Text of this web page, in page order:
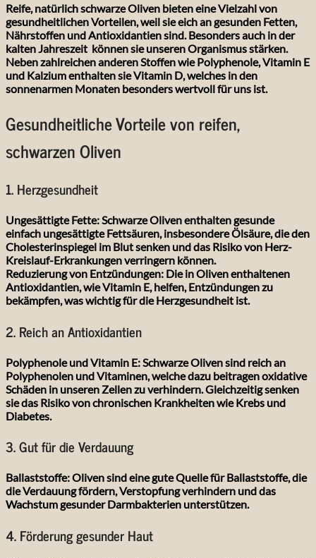
Reife, natürlich schwarze Oliven bieten eine Vielzahl von
gesundheitlichen Vorteilen, weil sie eich an gesunden Fetten,
Nährstoffen und Antioxidantien sind. Besonders auch in der
kalten Jahreszeit können sie unseren Organismus stärken.
Neben zahlreichen anderen Stoffen wie Polyphenole, Vitamin E
und Kalzium enthalten sie Vitamin D, welches in den
sonnenarmen Monaten besonders wertvoll für uns ist.
Gesundheitliche Vorteile von reifen,
schwarzen Oliven
1. Herzgesundheit
Ungesättigte Fette:Schwarze Oliven enthalten gesunde
einfach ungesättigte Fettsäuren, insbesondere Ölsäure, die den
Cholesterinspiegel im Blut senken und das Risiko von Herz-
Kreislauf-Erkrankungen verringern können.
Reduzierung von Entzündungen: Die in Oliven enthaltenen
Antioxidantien, wie Vitamin E, helfen, Entzündungen zu
bekämpfen, was wichtig für die Herzgesundheit ist.
2. Reich an Antioxidantien
Polyphenole und Vitamin E: Schwarze Oliven sind reich an
Polyphenolen und Vitaminen, welche dazu beitragen oxidative
Schäden in unseren Zellen zu verhindern. Gleichzeitig senken
sie das Risiko von chronischen Krankheiten wie Krebs und
Diabetes.
3. Gut für die Verdauung
Ballaststoffe:Oliven sind eine gute Quelle für Ballaststoffe, die
die Verdauung fördern, Verstopfung verhindern und das
Wachstum gesunder Darmbakterien unterstützen.
4. Förderung gesunder Haut